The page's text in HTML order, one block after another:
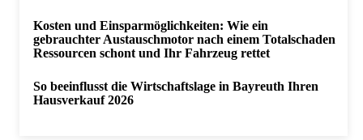
Kosten und Einsparmöglichkeiten: Wie ein
gebrauchter Austauschmotor nach einem Totalschaden
Ressourcen schont und Ihr Fahrzeug rettet
So beeinflusst die Wirtschaftslage in Bayreuth Ihren
Hausverkauf 2026